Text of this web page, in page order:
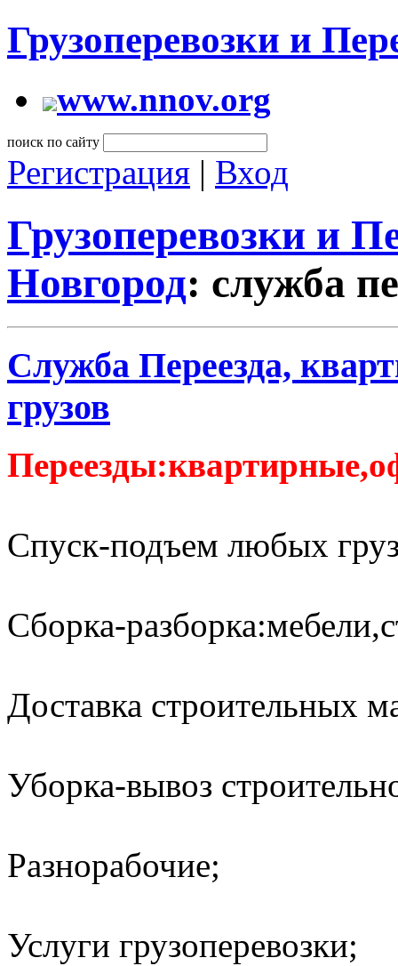
Грузоперевозки и
www.nnov.org
поиск по сайту
Регистрация | Вход
Грузоперевозки и
Новгород: служба
Служба Переезда,
грузов
Спуск-подъем любых
Сборка-
Доставка строительных
Уборка-вывоз
Разнорабочие;
Услуги грузоперевозки;